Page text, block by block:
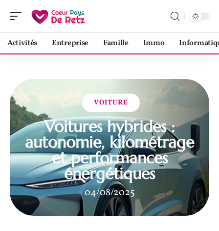
Activités Entreprise Famille Immo
VOITURE
Voitures hybrides :
autonomie, kilométrage
et performances
énergétiques
04/08/2025